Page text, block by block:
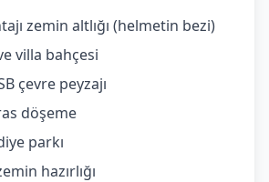
zemin altlığı (helmetin bezi)
villa bahçesi
çevre peyzajı
döşeme
parkı
hazırlığı